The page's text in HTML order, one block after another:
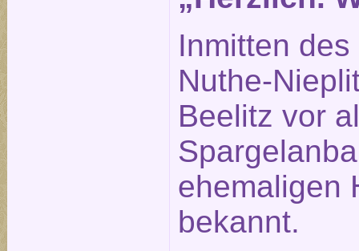
Inmitten
Nuthe-
Beelitz vor
ehemaligen
bekannt.